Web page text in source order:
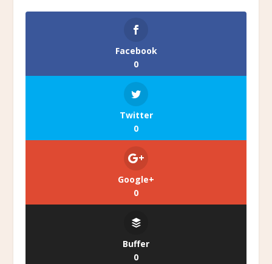
Facebook
0
Twitter
0
Google+
0
Buffer
0